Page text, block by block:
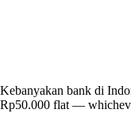
Kebanyakan bank di
Rp50.000 flat —